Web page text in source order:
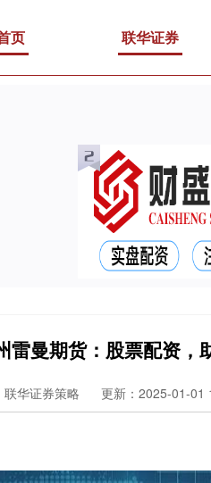
页 联华证券
雷曼期货：股票配资，
联华证券策略 更新：2025-01-01